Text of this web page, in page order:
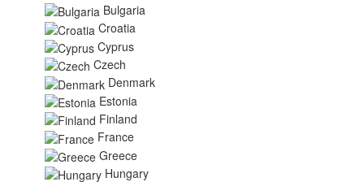
Bulgaria
Croatia
Cyprus
Czech
Denmark
Estonia
Finland
France
Greece
Hungary